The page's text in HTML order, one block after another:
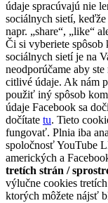
údaje spracúvajú nie
sociálnych sietí,
napr. „share“, „like“
Či si vyberiete spôsob
sociálnych sietí je na
neodporúčame aby
citlivé údaje. Ak nám
použiť iný spôsob
údaje Facebook sa
dočítate tu. Tieto
fungovať. Plnia iba
spoločnosť YouTube
amerických a
tretích strán /
výlučne cookies
ktorých môžete nájsť